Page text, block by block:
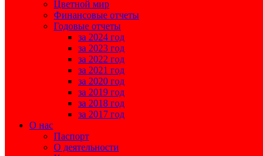
Цветной мир
Финансовые отчеты
Годовые отчеты
за 2024 год
за 2023 год
за 2022 год
за 2021 год
за 2020 год
за 2019 год
за 2018 год
за 2017 год
О нас
Паспорт
О деятельности